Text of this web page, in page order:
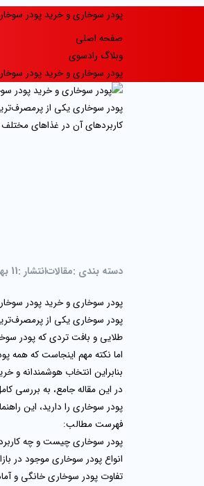
پودر سوخاری و خرید پودر
صفحه اصلی
وبلاگ رادسوی
پودر سوخاری و خرید پودر
پودر سوخاری یکی از
کاربردهای آن در غذاهای
دسته بندی :مقالاتانتشار :11 بهمن 1402
پودر سوخاری و خرید پودر
پودر سوخاری یکی از
طلایی و بافت تردی که پودر
اما نکته مهم اینجاست که همه
بنابراین انتخاب هوشمندانه و
در این مقاله جامع، به بررسی
پودر سوخاری را دارید، این
فهرست مطالب:
پودر سوخاری چیست و چه
انواع پودر سوخاری موجود در
تفاوت پودر سوخاری خانگی و